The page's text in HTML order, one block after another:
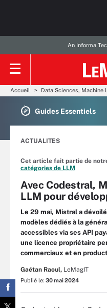
An Informa
Accueil Data Sciences, Machine
Guides Essentiels
ACTUALITES
Cet article fait partie de
catégories de LLM
Avec Codestral,
LLM pour
Le 29 mai, Mistral a
modèles dédiés à la
accessibles via ses API
une licence propriétaire
commerciaux et en
Gaétan Raoul, LeMagIT
Publié le: 30 mai 2024